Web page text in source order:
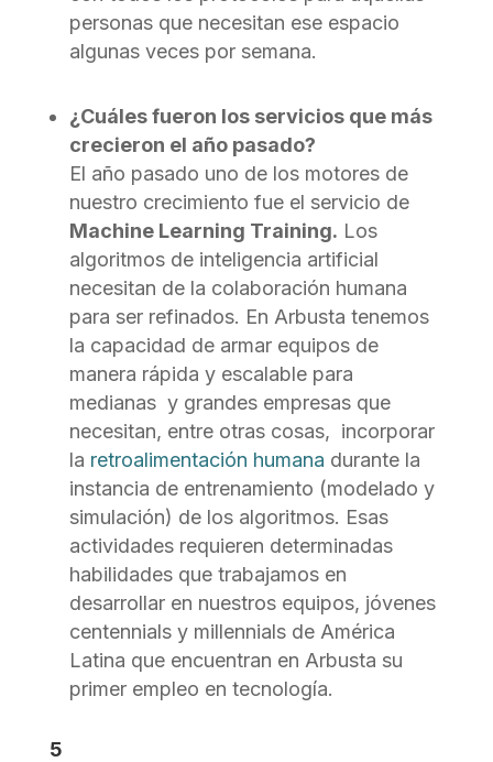
personas que necesitan ese espacio
algunas veces por semana.
¿Cuáles fueron los servicios que más
crecieron el año pasado?
El año pasado uno de los motores de
nuestro crecimiento fue el servicio de
Machine Learning Training. Los
algoritmos de inteligencia artificial
necesitan de la colaboración humana
para ser refinados. En Arbusta tenemos
la capacidad de armar equipos de
manera rápida y escalable para
medianas y grandes empresas que
necesitan, entre otras cosas, incorporar
la retroalimentación humana durante la
instancia de entrenamiento (modelado y
simulación) de los algoritmos. Esas
actividades requieren determinadas
habilidades que trabajamos en
desarrollar en nuestros equipos, jóvenes
centennials y millennials de América
Latina que encuentran en Arbusta su
primer empleo en tecnología.
5